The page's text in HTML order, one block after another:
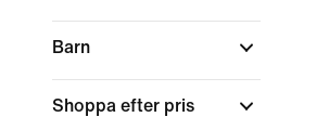
Barn
Shoppa efter pris